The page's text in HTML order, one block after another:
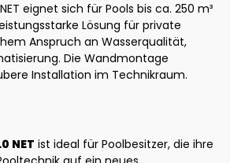
eignet sich für Pools bis ca. 250 m³
Lösung für private
Anspruch an Wasserqualität,
Die Wandmontage
Installation im Technikraum.
NET ist ideal für Poolbesitzer, die ihre